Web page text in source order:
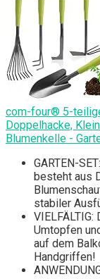
com-four® 5-
Doppelhacke,
Blumenkelle -
GARTEN-
besteht aus
stabiler
Umtopfen
auf dem
Handgriffen!